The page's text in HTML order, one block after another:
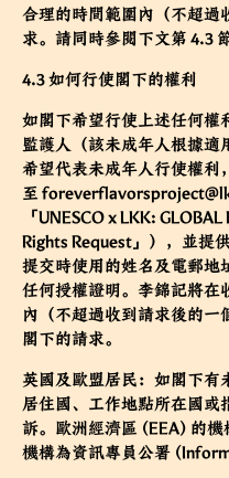
合理的時間範圍內（不超
求。請同時參閱下文第 4.3 節
4.3 如何行使閣下的權利
如閣下希望行使上述任何權
監護人（該未成年人根據
希望代表未成年人行使權利
至
「UNESCO x LKK:
Rights Request」），並提
提交時使用的姓名及電郵地
任何授權證明。李錦記將
內（不超過收到請求後的
閣下的請求。
英國及歐盟居民：如閣下
居住國、工作地點所在國
訴。歐洲經濟區 (EEA) 的
機構為資訊專員公署